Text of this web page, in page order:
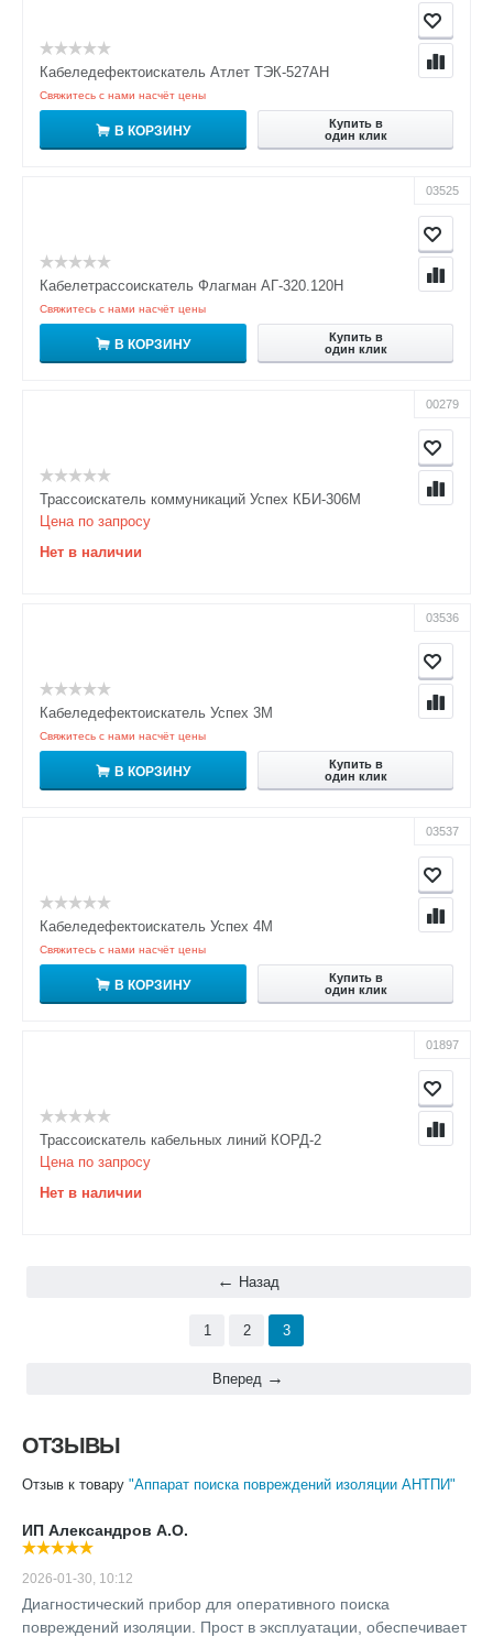
Кабеледефектоискатель Атлет ТЭК-527АН
Свяжитесь с нами насчёт цены
В КОРЗИНУ
Купить в
один клик
03525
Кабелетрассоискатель Флагман АГ-320.120Н
Свяжитесь с нами насчёт цены
В КОРЗИНУ
Купить в
один клик
00279
Трассоискатель коммуникаций Успех КБИ-306М
Цена по запросу
Нет в наличии
03536
Кабеледефектоискатель Успех 3М
Свяжитесь с нами насчёт цены
В КОРЗИНУ
Купить в
один клик
03537
Кабеледефектоискатель Успех 4М
Свяжитесь с нами насчёт цены
В КОРЗИНУ
Купить в
один клик
01897
Трассоискатель кабельных линий КОРД-2
Цена по запросу
Нет в наличии
Назад
1 2 3
Вперед
ОТЗЫВЫ
Отзыв к товару "Аппарат поиска повреждений изоляции АНТПИ"
ИП Александров А.О.
2026-01-30, 10:12
Диагностический прибор для оперативного поиска
повреждений изоляции. Прост в эксплуатации, обеспечивает